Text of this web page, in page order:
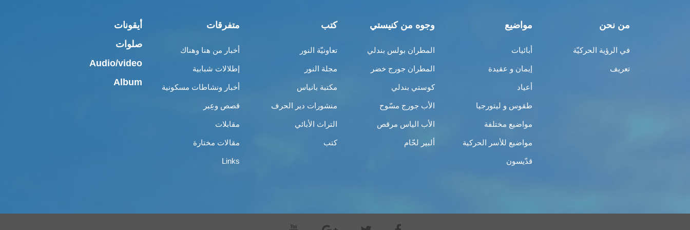
من نحن
في الرؤية الحركيّة
تعريف
مواضيع
أبائيات
إيمان و عقيدة
أعياد
طقوس و ليتورجيا
مواضيع مختلفة
مواضيع للأسر الحركية
قدّيسون
وجوه من كنيستي
المطران بولس بندلي
المطران جورج خضر
كوستي بندلي
الأب جورج مسّوح
الأب الياس مرقص
ألبير لحّام
كتب
تعاونيّة النور
مجلة النور
مكتبة بانياس
منشورات دير الحرف
التراث الأبائي
كتب
متفرقات
أخبار من هنا وهناك
إطلالات شبابية
أخبار ونشاطات مسكونية
قصص وعِبر
مقابلات
مقالات مختارة
Links
أيقونات
صلوات
Audio/video
Album